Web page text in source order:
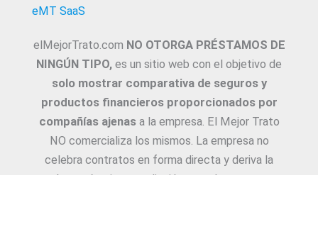
eMT SaaS
elMejorTrato.com NO OTORGA PRÉSTAMOS DE
NINGÚN TIPO, es un sitio web con el objetivo de
solo mostrar comparativa de seguros y
productos financieros proporcionados por
compañías ajenasa la empresa. El Mejor Trato
NO comercializa los mismos. La empresa no
celebra contratos en forma directa y deriva la
Asesoría e intermediación a productores y